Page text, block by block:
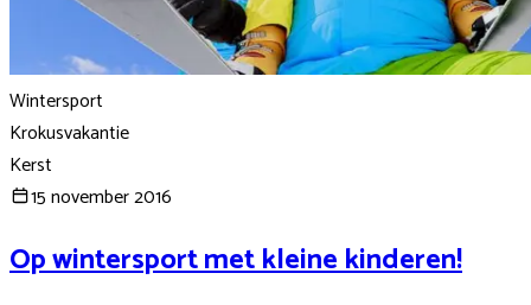
Wintersport
Krokusvakantie
Kerst
15 november 2016
Op wintersport met kleine kinderen!